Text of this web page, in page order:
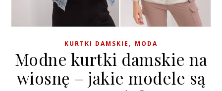
KURTKI DAMSKIE , MODA
Modne kurtki damskie na
wiosnę – jakie modele są